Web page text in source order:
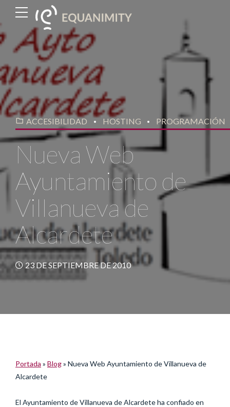
ACCESIBILIDAD HOSTING PROGRAMACIÓN
Nueva Web
Ayuntamiento de
Villanueva de
Alcardete
23 DE SEPTIEMBRE DE 2010
Portada » Blog» Nueva Web Ayuntamiento de Villanueva de
Alcardete
El Ayuntamiento de Villanueva de Alcardete ha confiado en